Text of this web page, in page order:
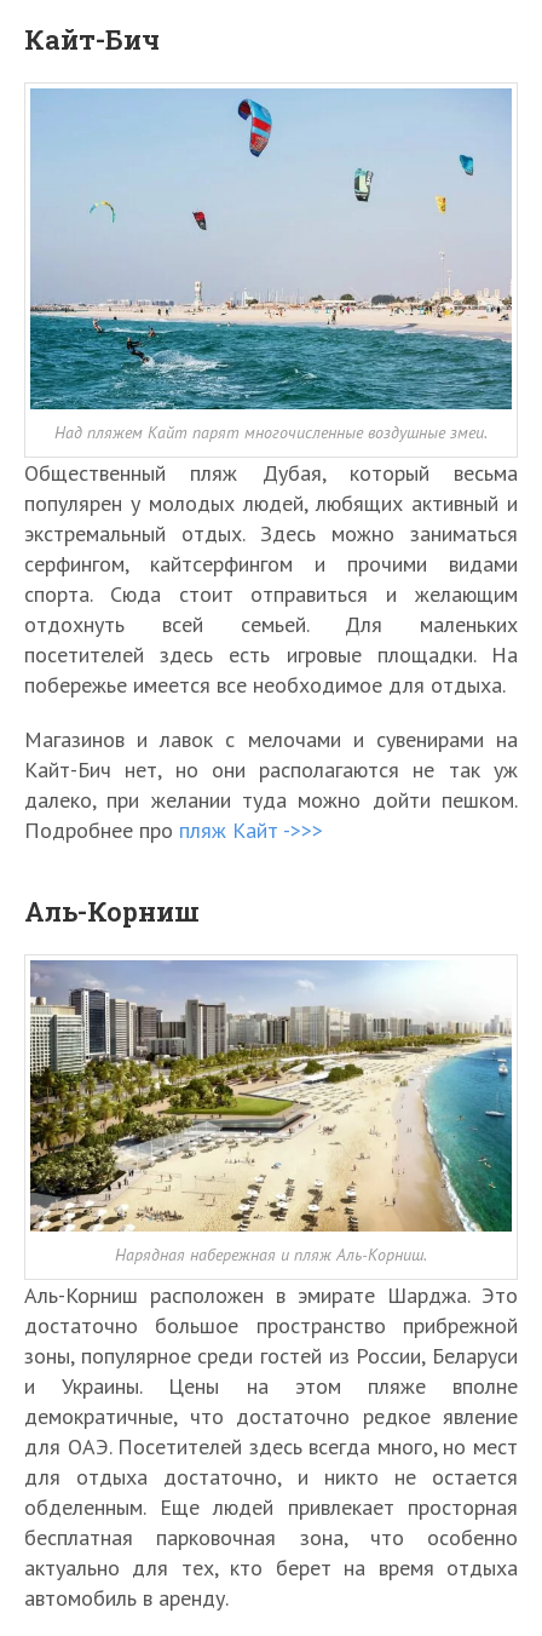
Кайт-Бич
Над пляжем Кайт парят многочисленные воздушные змеи.
Общественный пляж Дубая, который весьма
популярен у молодых людей, любящих активный и
экстремальный отдых. Здесь можно заниматься
серфингом, кайтсерфингом и прочими видами
спорта. Сюда стоит отправиться и желающим
отдохнуть всей семьей. Для маленьких
посетителей здесь есть игровые площадки. На
побережье имеется все необходимое для отдыха.
Магазинов и лавок с мелочами и сувенирами на
Кайт-Бич нет, но они располагаются не так уж
далеко, при желании туда можно дойти пешком.
Подробнее про пляж Кайт ->>>
Аль-Корниш
Нарядная набережная и пляж Аль-Корниш.
Аль-Корниш расположен в эмирате Шарджа. Это
достаточно большое пространство прибрежной
зоны, популярное среди гостей из России, Беларуси
и Украины. Цены на этом пляже вполне
демократичные, что достаточно редкое явление
для ОАЭ. Посетителей здесь всегда много, но мест
для отдыха достаточно, и никто не остается
обделенным. Еще людей привлекает просторная
бесплатная парковочная зона, что особенно
актуально для тех, кто берет на время отдыха
автомобиль в аренду.